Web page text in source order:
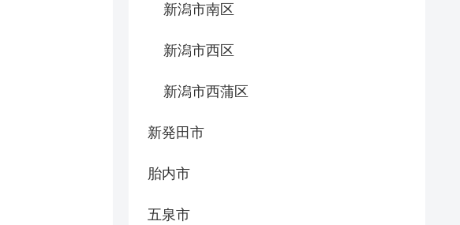
新潟市南区
新潟市西区
新潟市西蒲区
新発田市
胎内市
五泉市